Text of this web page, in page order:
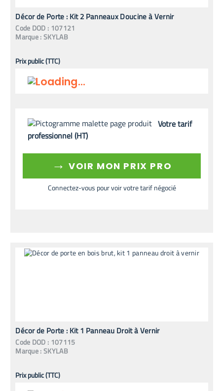
Décor de Porte : Kit 2 Panneaux Doucine à Vernir
Code DOD : 107121
Marque :SKYLAB
Prix public (TTC)
Votre tarif
professionnel (HT)
→ VOIR MON PRIX PRO
Connectez-vous pour voir votre tarif négocié
Décor de Porte : Kit 1 Panneau Droit à Vernir
Code DOD : 107115
Marque :SKYLAB
Prix public (TTC)